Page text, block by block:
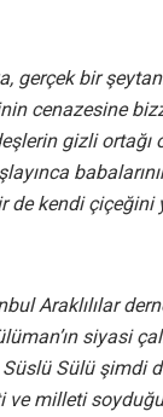
gerçek bir
cenazesine
gizli ortağı
de kendi çiçeğini
Araklılılar
siyasi
Sülü şimdi
ve milleti